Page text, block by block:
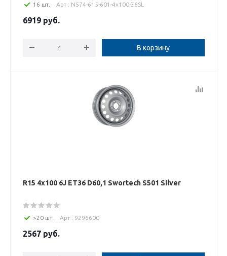
16 шт. Арт : N574-615-601-4x100-36SL
6919 руб.
В корзину
R15 4x100 6J ET36 D60,1 Swortech S501 Silver
>20 шт. Арт : 9296600
2567 руб.